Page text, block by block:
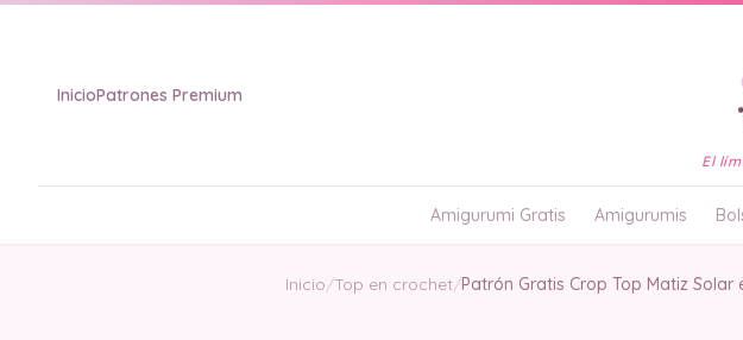
InicioPatrones Premium
El
Amigurumi Gratis Amigurumis
Inicio/Top en crochet/Patrón Gratis Crop Top Matiz Solar